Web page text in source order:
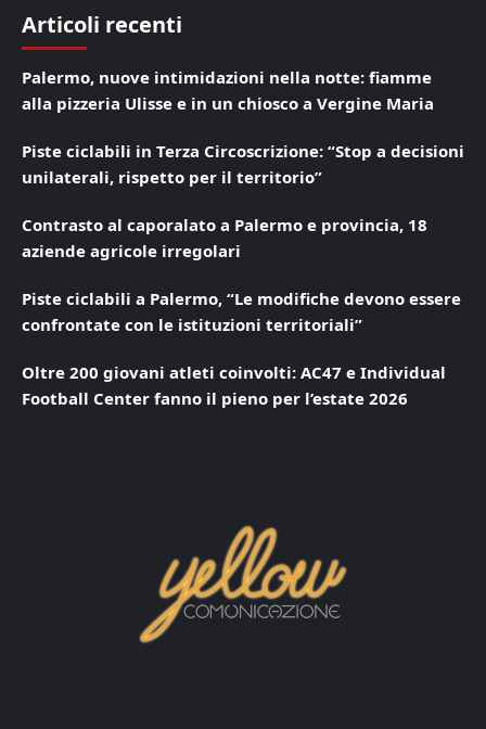
Articoli recenti
Palermo, nuove intimidazioni nella notte: fiamme
alla pizzeria Ulisse e in un chiosco a Vergine Maria
Piste ciclabili in Terza Circoscrizione: “Stop a decisioni
unilaterali, rispetto per il territorio”
Contrasto al caporalato a Palermo e provincia, 18
aziende agricole irregolari
Piste ciclabili a Palermo, “Le modifiche devono essere
confrontate con le istituzioni territoriali”
Oltre 200 giovani atleti coinvolti: AC47 e Individual
Football Center fanno il pieno per l’estate 2026